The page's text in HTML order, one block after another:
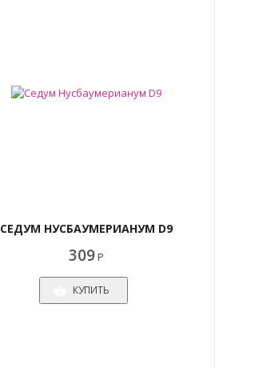
СЕДУМ НУСБАУМЕРИАНУМ D9
309Р
КУПИТЬ